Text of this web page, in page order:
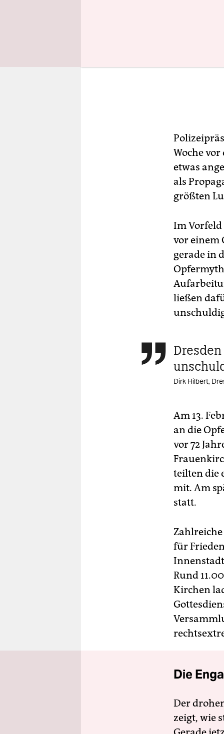
Woche
etwas
als
größten
Im Vorfeld
vor einem
gerade in
ließen

Dirk Hilbert,
Am 13.
an die
vor 72
teilten die
mit. Am
statt.
für
Rund
Kirchen
Die
Der
zeigt, wie